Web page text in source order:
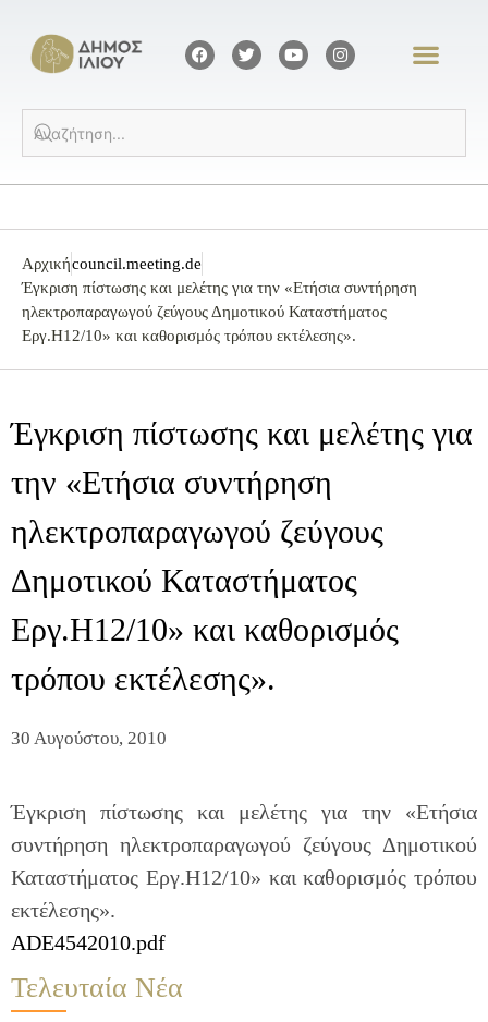
Αρχικήcouncil.meeting.de
Έγκριση πίστωσης και μελέτης για την «Ετήσια συντήρηση
ηλεκτροπαραγωγού ζεύγους Δημοτικού Καταστήματος
Εργ.Η12/10» και καθορισμός τρόπου εκτέλεσης».
Έγκριση πίστωσης και μελέτης για
την «Ετήσια συντήρηση
ηλεκτροπαραγωγού ζεύγους
Δημοτικού Καταστήματος
Εργ.Η12/10» και καθορισμός
τρόπου εκτέλεσης».
30 Αυγούστου, 2010
Έγκριση πίστωσης και μελέτης για την «Ετήσια
συντήρηση ηλεκτροπαραγωγού ζεύγους Δημοτικού
Καταστήματος Εργ.Η12/10» και καθορισμός τρόπου
εκτέλεσης».
ADE4542010.pdf
Τελευταία Νέα